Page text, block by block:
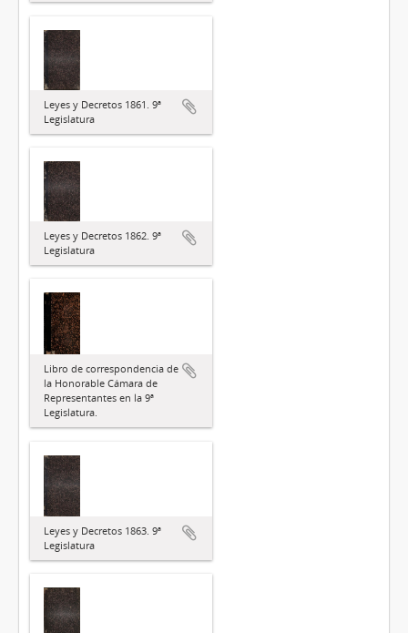
Leyes y Decretos 1861. 9ª
Legislatura
Leyes y Decretos 1862. 9ª
Legislatura
Libro de correspondencia de
la Honorable Cámara de
Representantes en la 9ª
Legislatura.
Leyes y Decretos 1863. 9ª
Legislatura